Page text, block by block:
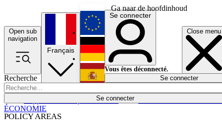
Ga naar de hoofdinhoud
Open sub
navigation
Close menu
Recherche
Se connecter
POLICY AREAS
Économie
Français
English
Deutsch
Español
Se connecter
Vous êtes déconnecté.
Se connecter
ÉCONOMIE